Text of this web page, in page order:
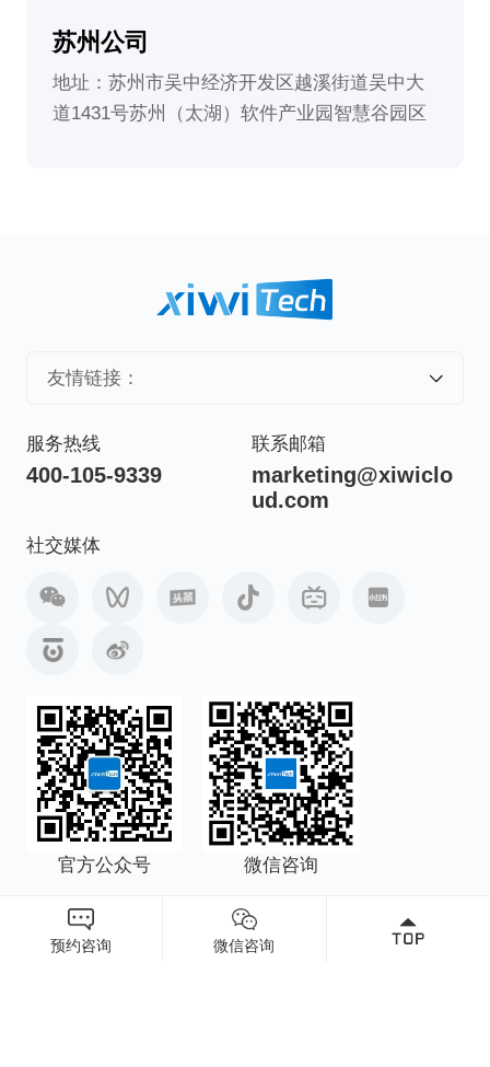
苏州公司
地址：苏州市吴中经济开发区越溪街道吴中大
道1431号苏州（太湖）软件产业园智慧谷园区
友情链接：
服务热线
400-105-9339
联系邮箱
marketing@xiwiclo
ud.com
社交媒体
官方公众号 微信咨询
Copyright © 2025 希维科技（广州）有限公司 all rights
预约咨询 微信咨询